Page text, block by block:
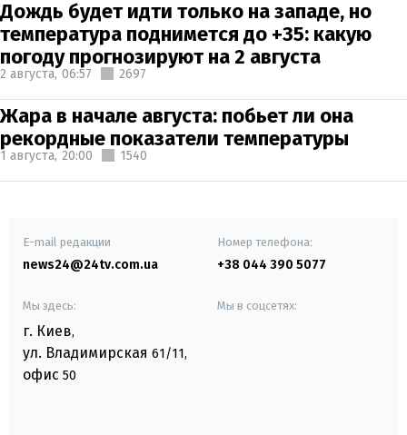
Дождь будет идти только на западе, но
температура поднимется до +35: какую
погоду прогнозируют на 2 августа
2 августа, 06:57 2697
Жара в начале августа: побьет ли она
рекордные показатели температуры
1 августа, 20:00 1540
E-mail редакции
news24@24tv.com.ua
Номер телефона:
+38 044 390 5077
Мы здесь:
г. Киев,
ул. Владимирская 61/11,
офис 50
Мы в соцсетях: